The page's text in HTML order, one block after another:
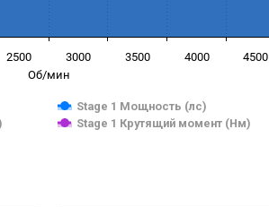
Об/мин
Stage 1 Мощность (лс)
Stage 1 Крутящий момент (Нм)
2500 3000 3500 4000 4500